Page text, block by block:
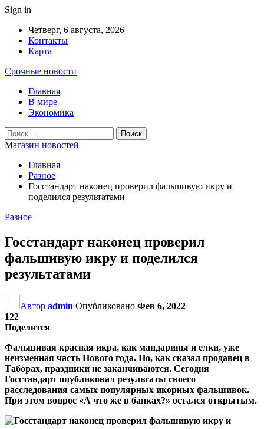
Sign in
Четверг, 6 августа, 2026
Контакты
Карта
Срочные новости
Главная
В мире
Экономика
Магазин новостей
Главная
Разное
Госстандарт наконец проверил фальшивую икру и
поделился результатами
Разное
Госстандарт наконец проверил
фальшивую икру и поделился
результатами
Автор admin Опубликовано Фев 6, 2022
122
Поделится
Фальшивая красная икра, как мандарины и елки, уже
неизменная часть Нового года. Но, как сказал продавец в
Таборах, праздники не заканчиваются. Сегодня
Госстандарт опубликовал результаты своего
расследования самых популярных икорных фальшивок.
При этом вопрос «А что же в банках?» остался открытым.